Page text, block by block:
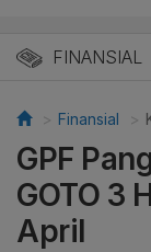
FINANSIAL
Finansial
GPF
GOTO 3
April